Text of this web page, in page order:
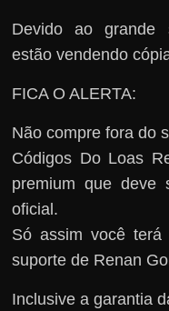
Devido ao grande
estão vendendo
FICA O ALERTA:
Não compre fora do
Códigos Do Loas
premium que deve
oficial.
Só assim você
suporte de Renan
Inclusive a garantia